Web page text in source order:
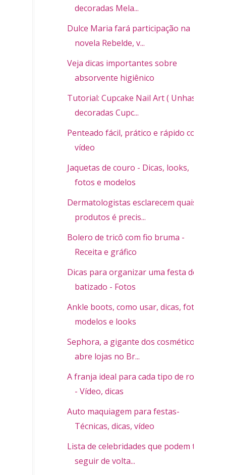
decoradas Mela...
Dulce Maria fará participação na
novela Rebelde, v...
Veja dicas importantes sobre
absorvente higiênico
Tutorial: Cupcake Nail Art ( Unhas
decoradas Cupc...
Penteado fácil, prático e rápido com
vídeo
Jaquetas de couro - Dicas, looks,
fotos e modelos
Dermatologistas esclarecem quais
produtos é precis...
Bolero de tricô com fio bruma -
Receita e gráfico
Dicas para organizar uma festa de
batizado - Fotos
Ankle boots, como usar, dicas, fotos,
modelos e looks
Sephora, a gigante dos cosméticos
abre lojas no Br...
A franja ideal para cada tipo de rosto
- Vídeo, dicas
Auto maquiagem para festas-
Técnicas, dicas, vídeo
Lista de celebridades que podem te
seguir de volta...